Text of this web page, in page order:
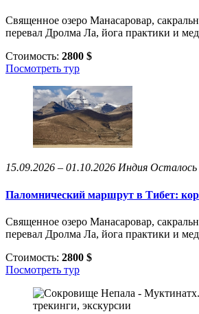
Священное озеро Манасаровар,
перевал Дролма Ла, йога практики и
Стоимость: 2800 $
Посмотреть тур
15.09.2026 – 01.10.2026 Индия
Паломнический маршрут в Тибет:
Священное озеро Манасаровар,
перевал Дролма Ла, йога практики и
Стоимость: 2800 $
Посмотреть тур